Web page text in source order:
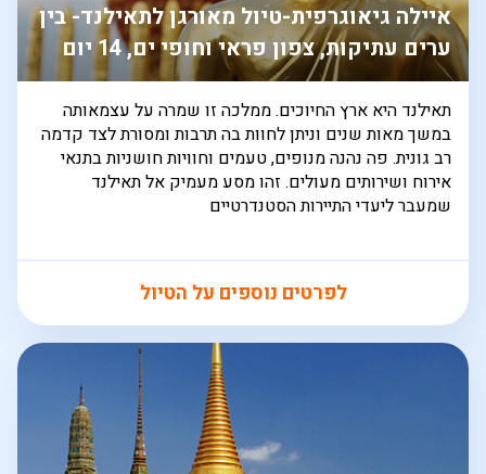
איילה גיאוגרפית-טיול מאורגן לתאילנד- בין
ערים עתיקות, צפון פראי וחופי ים, 14 יום
תאילנד היא ארץ החיוכים. ממלכה זו שמרה על עצמאותה
במשך מאות שנים וניתן לחוות בה תרבות ומסורת לצד קדמה
רב גונית. פה נהנה מנופים, טעמים וחוויות חושניות בתנאי
אירוח ושירותים מעולים. זהו מסע מעמיק אל תאילנד
שמעבר ליעדי התיירות הסטנדרטיים
לפרטים נוספים על הטיול